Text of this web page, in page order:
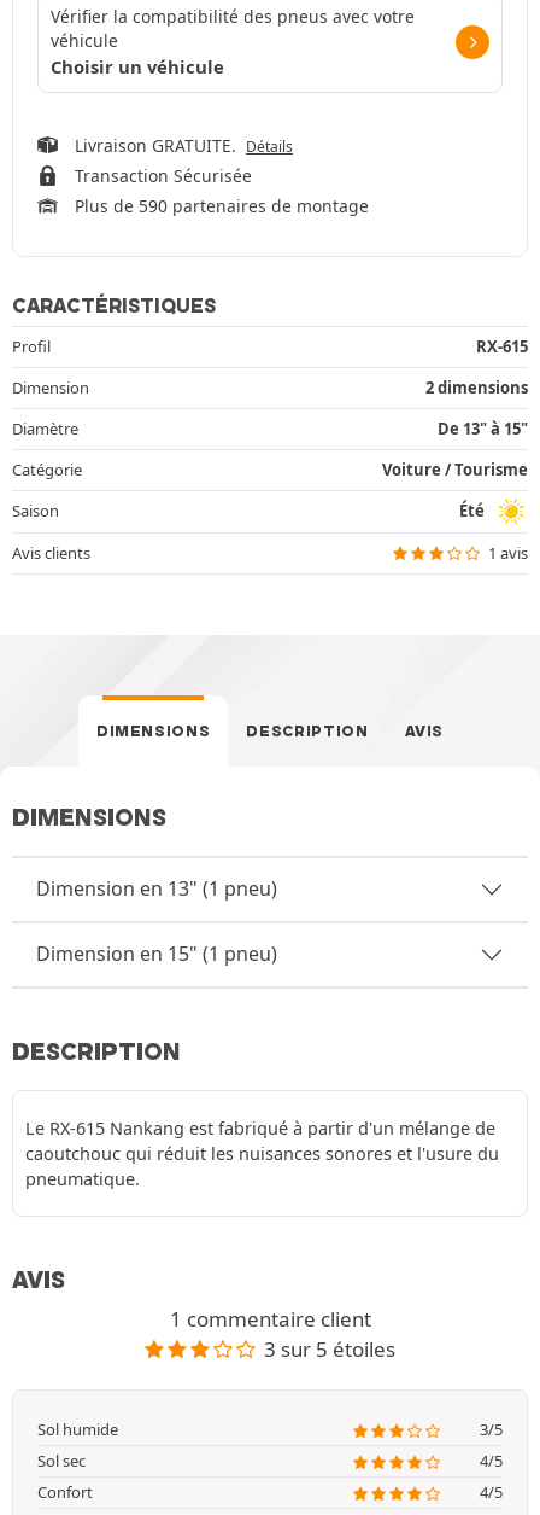
Vérifier la compatibilité des pneus avec votre
véhicule
Choisir un véhicule
Livraison GRATUITE. Détails
Transaction Sécurisée
Plus de 590 partenaires de montage
CARACTÉRISTIQUES
Profil
RX-615
Dimension
2 dimensions
Diamètre
De 13" à 15"
Catégorie
Voiture / Tourisme
Saison
Été
Avis clients
1 avis
DIMENSIONS DESCRIPTION AVIS
DIMENSIONS
Dimension en 13" (1 pneu)
Dimension en 15" (1 pneu)
DESCRIPTION
Le RX-615 Nankang est fabriqué à partir d'un mélange de
caoutchouc qui réduit les nuisances sonores et l'usure du
pneumatique.
AVIS
1 commentaire client
3 sur 5 étoiles
Sol humide
3/5
Sol sec
4/5
Confort
4/5